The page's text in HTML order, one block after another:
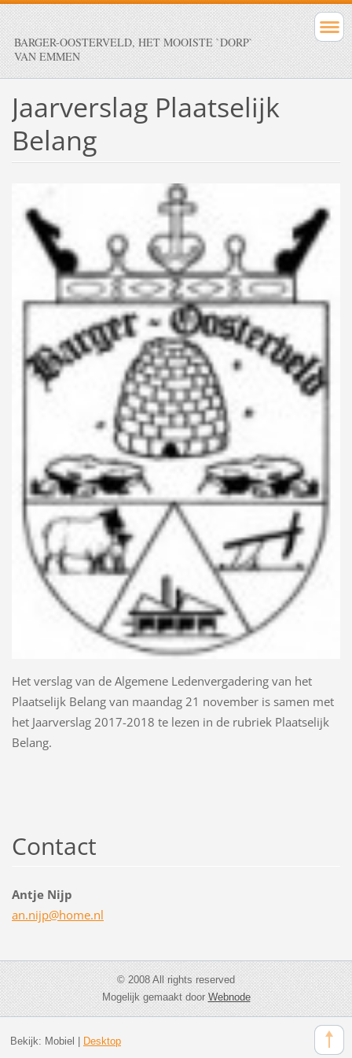
BARGER-OOSTERVELD, HET MOOISTE `DORP`
VAN EMMEN
Jaarverslag Plaatselijk
Belang
Het verslag van de Algemene Ledenvergadering van het
Plaatselijk Belang van maandag 21 november is samen met
het Jaarverslag 2017-2018 te lezen in de rubriek Plaatselijk
Belang.
Contact
Antje Nijp
an.nijp@home.nl
© 2008 All rights reserved
Mogelijk gemaakt doorWebnode
Bekijk: Mobiel Desktop